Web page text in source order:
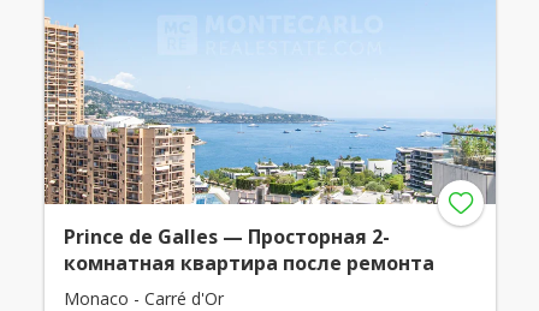
Prince de Galles — Просторная 2-
комнатная квартира после ремонта
Monaco - Carré d'Or